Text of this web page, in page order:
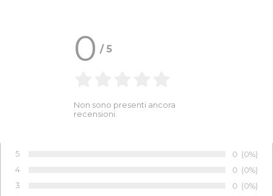
0 /5
Non sono presenti ancora
recensioni.
5 Numero
0 (0%)
4 Numero
0 (0%)
3 Numero
0 (0%)